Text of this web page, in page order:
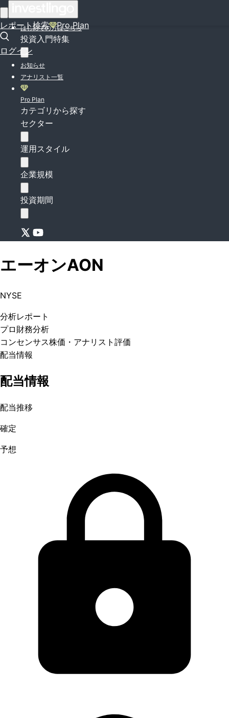
レポート検索 Pro Plan
ログイン
はじめての方はこちら
投資入門特集
お知らせ
アナリスト一覧
Pro Plan
カテゴリから探す
セクター
運用スタイル
企業規模
投資期間
エーオンAON
NYSE
分析レポート
プロ 財務分析
コンセンサス株価 ・アナリスト評価
配当情報
配当情報
配当推移
確定
予想